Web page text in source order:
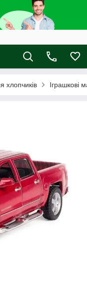
хлопчиків Іграшкові